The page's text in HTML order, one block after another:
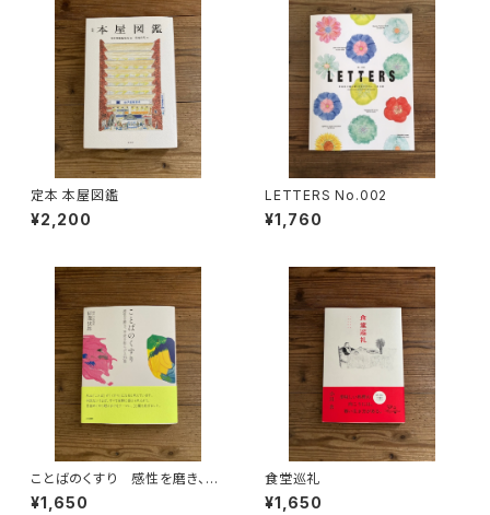
定本 本屋図鑑
¥2,200
LETTERS No.002
¥1,760
ことばのくすり 感性を磨き、不
安を和らげる33篇
¥1,650
食堂巡礼
¥1,650